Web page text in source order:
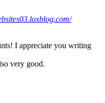
I appreciate you writing
very good.